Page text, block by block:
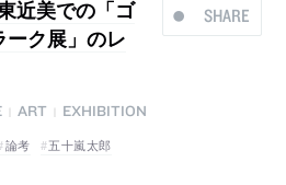
SHARE
近美での「ゴ
ーク展」のレ
ART
EXHIBITION
論考 五十嵐太郎